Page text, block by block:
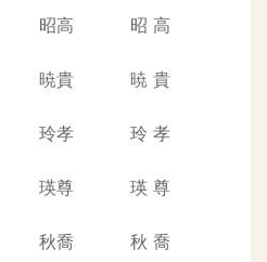
昭高 昭 高
暁貴 暁 貴
玲孝 玲 孝
瑛尊 瑛 尊
秋喬 秋 喬